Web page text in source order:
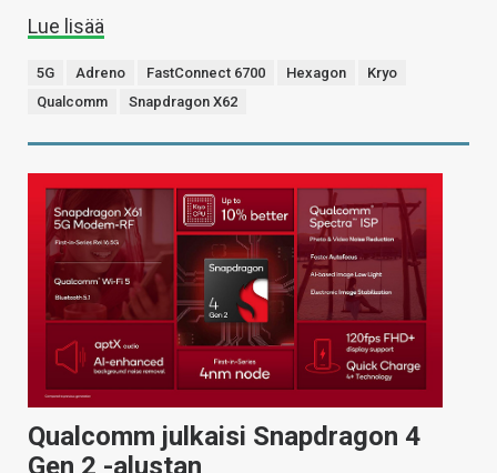
Lue lisää
5G Adreno FastConnect 6700 Hexagon
Kryo
Qualcomm
Snapdragon X62
Qualcomm julkaisi Snapdragon 4
Gen 2 -alustan